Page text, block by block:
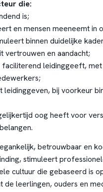
die:
is;
en mensen meeneemt in
binnen duidelijke
vertrouwen en aandacht;
faciliterend leidinggeeft,
bij voorkeur
oog heeft voor
betrouwbaar en
stimuleert
cultuur die gebaseerd is
de leerlingen, ouders en